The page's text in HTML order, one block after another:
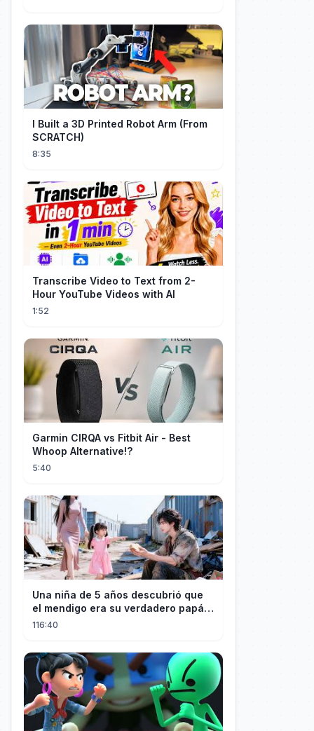
I Built a 3D Printed Robot Arm (From
SCRATCH)
8:35
Transcribe Video to Text from 2-
Hour YouTube Videos with AI
1:52
Garmin CIRQA vs Fitbit Air - Best
Whoop Alternative!?
5:40
Una niña de 5 años descubrió que
el mendigo era su verdadero papá y
salvó a su familia
116:40